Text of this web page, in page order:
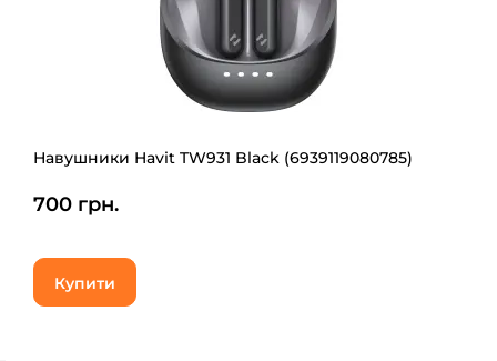
Навушники Havit TW931 Black (6939119080785)
700 грн.
Купити